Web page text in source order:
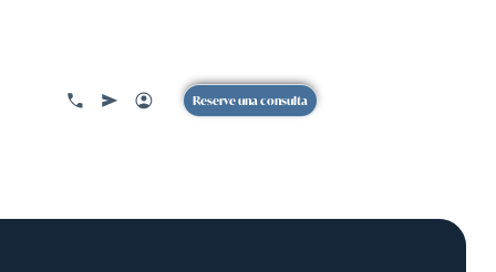
Reserve una consulta